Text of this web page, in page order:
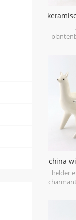
china
helder